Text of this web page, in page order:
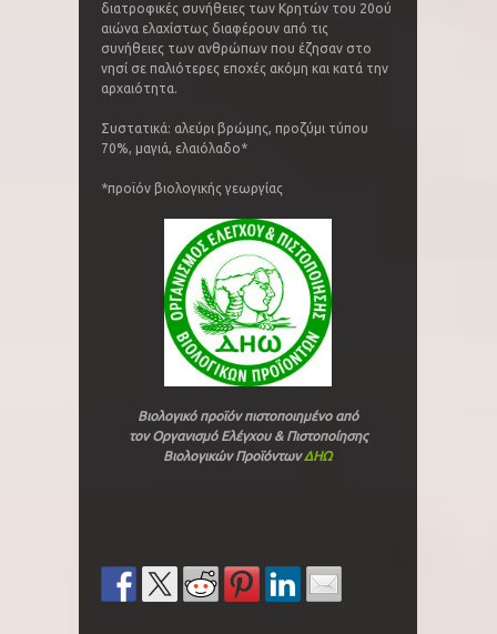
διατροφικές συνήθειες των Κρητών του 20ού
αιώνα ελαχίστως διαφέρουν από τις
συνήθειες των ανθρώπων που έζησαν στο
νησί σε παλιότερες εποχές ακόμη και κατά την
αρχαιότητα.
Συστατικά: αλεύρι βρώμης, προζύμι τύπου
70%, μαγιά, ελαιόλαδο*
*προϊόν βιολογικής γεωργίας
Βιολογικό προϊόν πιστοποιημένο από
τονΟργανισμό Ελέγχου & Πιστοποίησης
Βιολογικών ΠροϊόντωνΔΗΩ